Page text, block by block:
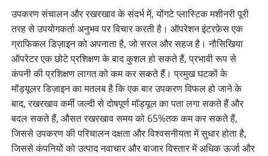
उपकरण संचालन और रखरखाव के संदर्भ में, योंगटे प्लास्टिक मशीनरी पूरी
तरह से उपयोगकर्ता अनुभव पर विचार करती है। ऑपरेशन इंटरफ़ेस एक
ग्राफिकल डिज़ाइन को अपनाता है, जो सरल और सहज है। नौसिखिया
ऑपरेटर एक छोटे प्रशिक्षण के बाद कुशल हो सकते हैं, प्रभावी रूप से
कंपनी की प्रशिक्षण लागत को कम कर सकते हैं। प्रमुख घटकों के
मॉड्यूलर डिज़ाइन का मतलब है कि एक बार उपकरण विफल हो जाने के
बाद, रखरखाव कर्मी जल्दी से दोषपूर्ण मॉड्यूल का पता लगा सकते हैं और
बदल सकते हैं, औसत रखरखाव समय को 65%तक कम कर सकते हैं,
जिससे उपकरण की परिचालन दक्षता और विश्वसनीयता में सुधार होता है,
जिससे कंपनियों को उत्पाद नवाचार और बाजार विस्तार में अधिक ऊर्जा और